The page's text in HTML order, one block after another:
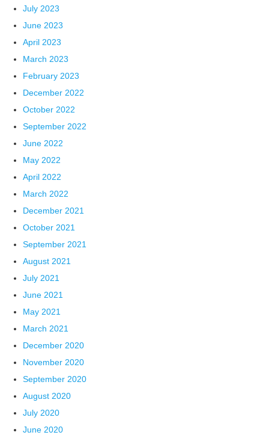
July 2023
June 2023
April 2023
March 2023
February 2023
December 2022
October 2022
September 2022
June 2022
May 2022
April 2022
March 2022
December 2021
October 2021
September 2021
August 2021
July 2021
June 2021
May 2021
March 2021
December 2020
November 2020
September 2020
August 2020
July 2020
June 2020